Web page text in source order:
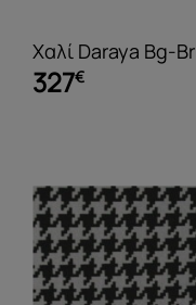
Χαλί Daraya Bg-Br
327€